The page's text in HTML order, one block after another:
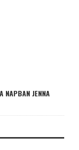
NAPBAN JENNA